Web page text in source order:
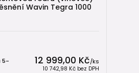
Wavin Tegra 1000
12 999,00 Kč/ks
10 742,98 Kč bez DPH
5-